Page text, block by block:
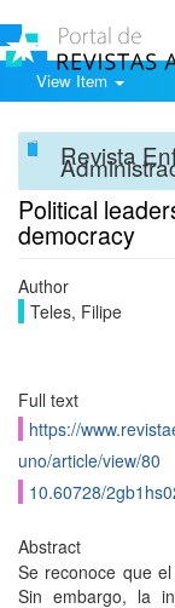
View Item
Revista
Political
democracy
Author
Teles, Filipe
Full text
https://
uno/article/view/80
10.60728/
Abstract
Se reconoce que
Sin embargo, la